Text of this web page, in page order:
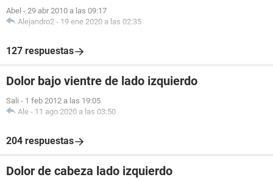
Abel - 29 abr 2010 a las 09:17
Alejandro2 - 19 ene 2020 a las 02:35
127 respuestas
Dolor bajo vientre de lado izquierdo
Sali - 1 feb 2012 a las 19:05
Ale - 11 ago 2020 a las 03:50
204 respuestas
Dolor de cabeza lado izquierdo